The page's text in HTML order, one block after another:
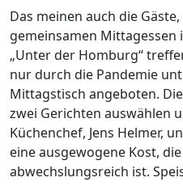
Das meinen auch die
gemeinsamen Mittagessen
„Unter der Homburg“
nur durch die Pandemie
Mittagstisch angeboten.
zwei Gerichten auswählen
Küchenchef, Jens Helmer,
eine ausgewogene Kost,
abwechslungsreich ist.